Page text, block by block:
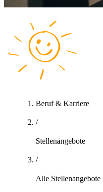
Beruf & Karriere
/
Stellenangebote
/
Alle Stellenangebote